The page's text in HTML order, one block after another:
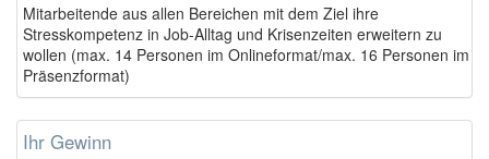
Mitarbeitende aus allen Bereichen mit dem Ziel ihre
Stresskompetenz in Job-Alltag und Krisenzeiten erweitern zu
wollen (max. 14 Personen im Onlineformat/max. 16 Personen im
Präsenzformat)
Ihr Gewinn